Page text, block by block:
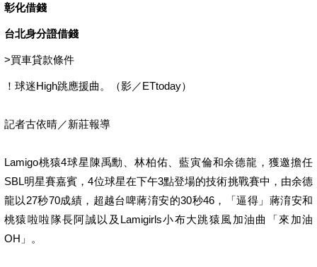
彰化借錢
台北身分證借錢
>買車貸款條件
！球迷High跳應援曲。（影／ETtoday）
記者古依晴／新莊報導
Lamigo桃猿4球星陳禹勳、林柏佑、藍寅倫和余德龍，獲邀擔任
SBL明星賽嘉賓，4位球星在下午3點登場的技術挑戰賽中，由余德
龍以27秒70成績，超越台啤蔣淯安的30秒46，「逼得」蔣淯安和
桃猿啦啦隊長阿誠以及Lamigirls小布大跳猿風加油曲「來加油
OH」。